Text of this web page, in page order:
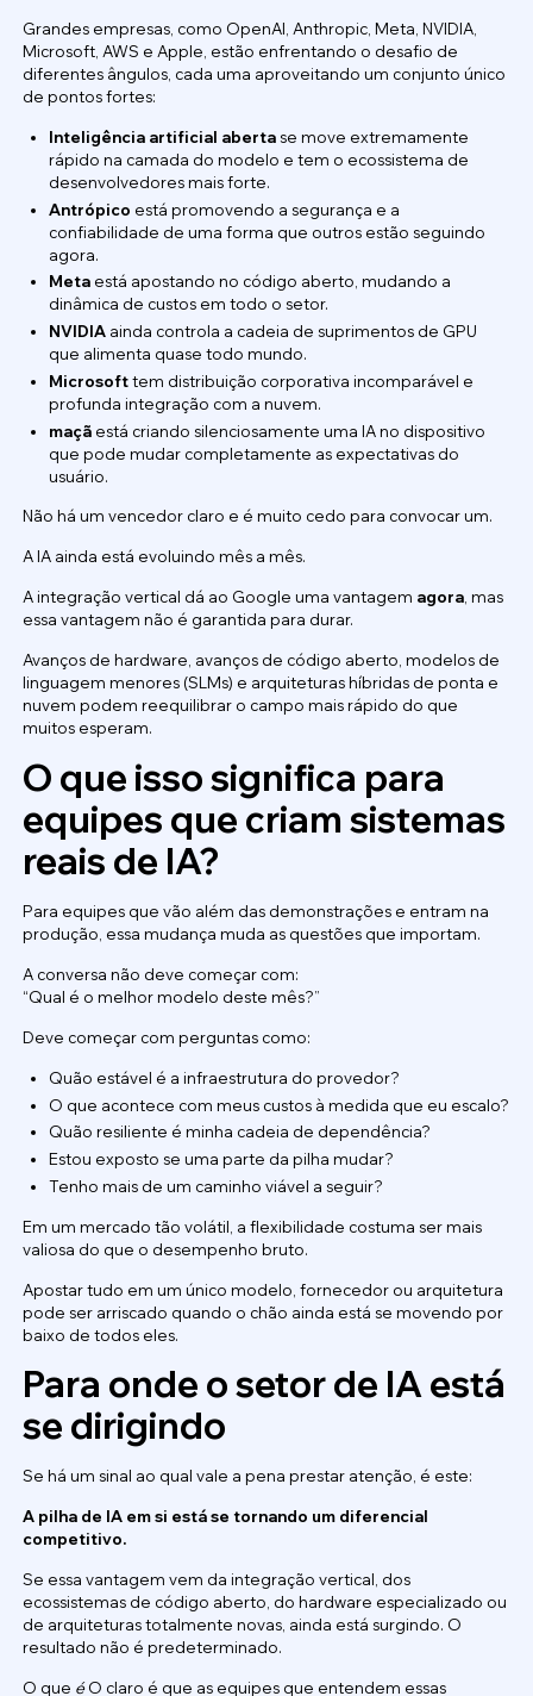
Grandes empresas, como OpenAI, Anthropic, Meta, NVIDIA,
Microsoft, AWS e Apple, estão enfrentando o desafio de
diferentes ângulos, cada uma aproveitando um conjunto único
de pontos fortes:
Inteligência artificial abertase move extremamente
rápido na camada do modelo e tem o ecossistema de
desenvolvedores mais forte.
Antrópico está promovendo a segurança e a
confiabilidade de uma forma que outros estão seguindo
agora.
Meta está apostando no código aberto, mudando a
dinâmica de custos em todo o setor.
NVIDIA ainda controla a cadeia de suprimentos de GPU
que alimenta quase todo mundo.
Microsofttem distribuição corporativa incomparável e
profunda integração com a nuvem.
maçã está criando silenciosamente uma IA no dispositivo
que pode mudar completamente as expectativas do
usuário.
Não há um vencedor claro e é muito cedo para convocar um.
A IA ainda está evoluindo mês a mês.
A integração vertical dá ao Google uma vantagem agora, mas
essa vantagem não é garantida para durar.
Avanços de hardware, avanços de código aberto, modelos de
linguagem menores (SLMs) e arquiteturas híbridas de ponta e
nuvem podem reequilibrar o campo mais rápido do que
muitos esperam.
O que isso significa para
equipes que criam sistemas
reais de IA?
Para equipes que vão além das demonstrações e entram na
produção, essa mudança muda as questões que importam.
A conversa não deve começar com:
“Qual é o melhor modelo deste mês?”
Deve começar com perguntas como:
Quão estável é a infraestrutura do provedor?
O que acontece com meus custos à medida que eu escalo?
Quão resiliente é minha cadeia de dependência?
Estou exposto se uma parte da pilha mudar?
Tenho mais de um caminho viável a seguir?
Em um mercado tão volátil, a flexibilidade costuma ser mais
valiosa do que o desempenho bruto.
Apostar tudo em um único modelo, fornecedor ou arquitetura
pode ser arriscado quando o chão ainda está se movendo por
baixo de todos eles.
Para onde o setor de IA está
se dirigindo
Se há um sinal ao qual vale a pena prestar atenção, é este:
A pilha de IA em si está se tornando um diferencial
competitivo.
Se essa vantagem vem da integração vertical, dos
ecossistemas de código aberto, do hardware especializado ou
de arquiteturas totalmente novas, ainda está surgindo. O
resultado não é predeterminado.
O que éO claro é que as equipes que entendem essas